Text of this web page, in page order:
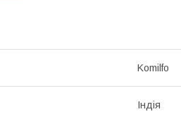
Komilfo
Індія